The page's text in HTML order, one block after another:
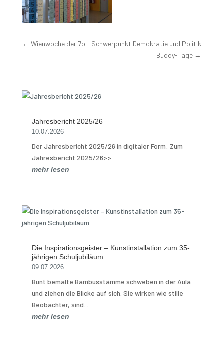
← Wienwoche der 7b - Schwerpunkt Demokratie und Politik
Buddy-Tage →
Jahresbericht 2025/26
10.07.2026
Der Jahresbericht 2025/26 in digitaler Form: Zum
Jahresbericht 2025/26>>
mehr lesen
Die Inspirationsgeister – Kunstinstallation zum 35-
jährigen Schuljubiläum
09.07.2026
Bunt bemalte Bambusstämme schweben in der Aula
und ziehen die Blicke auf sich. Sie wirken wie stille
Beobachter, sind...
mehr lesen